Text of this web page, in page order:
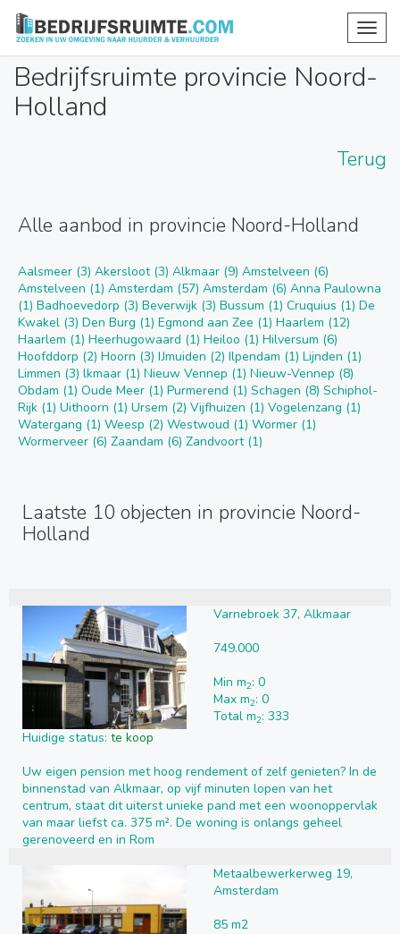
Bedrijfsruimte provincie Noord-
Holland
Terug
Alle aanbod in provincie Noord-Holland
Aalsmeer (3) Akersloot (3) Alkmaar (9) Amstelveen (6)
Amstelveen (1) Amsterdam (57) Amsterdam (6) Anna Paulowna
(1) Badhoevedorp (3) Beverwijk (3) Bussum (1) Cruquius (1) De
Kwakel (3) Den Burg (1) Egmond aan Zee (1) Haarlem (12)
Haarlem (1) Heerhugowaard (1) Heiloo (1) Hilversum (6)
Hoofddorp (2) Hoorn (3) IJmuiden (2) Ilpendam (1) Lijnden (1)
Limmen (3) lkmaar (1) Nieuw Vennep (1) Nieuw-Vennep (8)
Obdam (1) Oude Meer (1) Purmerend (1) Schagen (8) Schiphol-
Rijk (1) Uithoorn (1) Ursem (2) Vijfhuizen (1) Vogelenzang (1)
Watergang (1) Weesp (2) Westwoud (1) Wormer (1)
Wormerveer (6) Zaandam (6) Zandvoort (1)
Laatste 10 objecten in provincie Noord-
Holland
Varnebroek 37, Alkmaar
749.000
Min m2: 0
Max m2: 0
Total m2: 333
Huidige status: te koop
Uw eigen pension met hoog rendement of zelf genieten? In de
binnenstad van Alkmaar, op vijf minuten lopen van het
centrum, staat dit uiterst unieke pand met een woonoppervlak
van maar liefst ca. 375 m². De woning is onlangs geheel
gerenoveerd en in Rom
Metaalbewerkerweg 19,
Amsterdam
85 m2